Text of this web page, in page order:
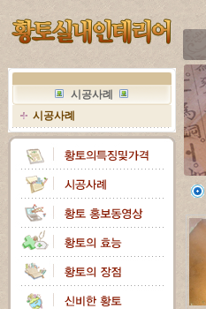
시공사례
시공사례